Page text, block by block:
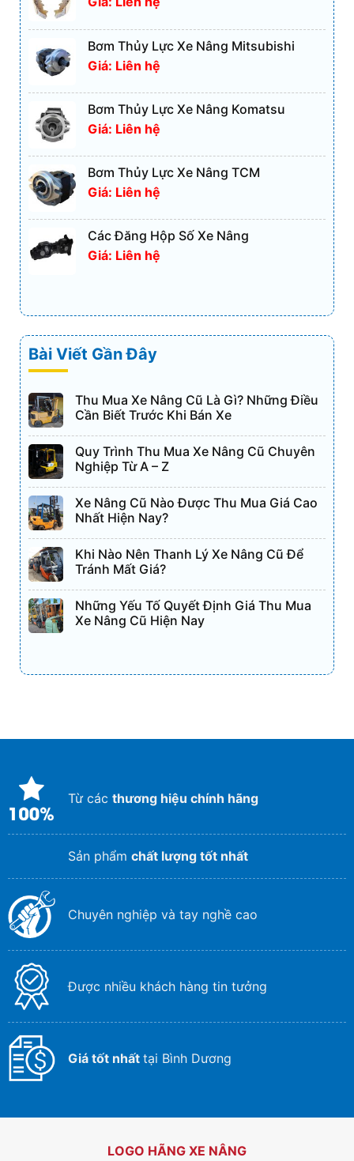
Bơm Thủy Lực Xe Nâng Mitsubishi
Giá: Liên hệ
Bơm Thủy Lực Xe Nâng Komatsu
Giá: Liên hệ
Bơm Thủy Lực Xe Nâng TCM
Giá: Liên hệ
Các Đăng Hộp Số Xe Nâng
Giá: Liên hệ
Bài Viết Gần Đây
Thu Mua Xe Nâng Cũ Là Gì? Những Điều
Cần Biết Trước Khi Bán Xe
Quy Trình Thu Mua Xe Nâng Cũ Chuyên
Nghiệp Từ A – Z
Xe Nâng Cũ Nào Được Thu Mua Giá Cao
Nhất Hiện Nay?
Khi Nào Nên Thanh Lý Xe Nâng Cũ Để
Tránh Mất Giá?
Những Yếu Tố Quyết Định Giá Thu Mua
Xe Nâng Cũ Hiện Nay
Từ các thương hiệu chính hãng
Sản phẩm chất lượng tốt nhất
Chuyên nghiệp và tay nghề cao
Được nhiều khách hàng tin tưởng
Giá tốt nhất tại Bình Dương
LOGO HÃNG XE NÂNG